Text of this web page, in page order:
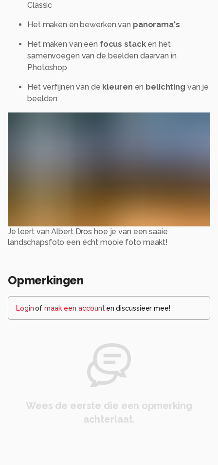
Classic
Het maken en bewerken van panorama's
Het maken van een focus stacken het
samenvoegen van de beelden daarvan in
Photoshop
Het verfijnen van de kleuren en belichting van je
beelden
Je leert van Albert Dros hoe je van een saaie
landschapsfoto een écht mooie foto maakt!
Opmerkingen
Loginof maak een account en discussieer mee!
Wees de eerste die een opmerking
achterlaat.